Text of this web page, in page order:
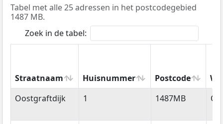
Tabel met alle 25 adressen in het postcodegebied
1487 MB.
Zoek in de tabel:
Straatnaam Huisnummer Postcode
Straatnaam
Huisnummer Postcode
Oostgraftdijk 1 1487MB